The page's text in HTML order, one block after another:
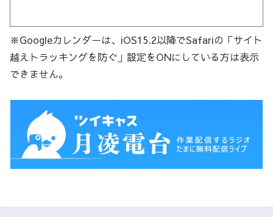
※Googleカレンダーは、iOS15.2以降でSafariの「サイト
越えトラッキングを防ぐ」設定をONにしている方は表示
できません。